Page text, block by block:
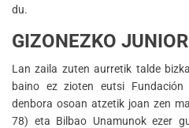
du.
GIZONEZKO
Lan zaila zuten aurretik talde
baino ez zioten eutsi
denbora osoan atzetik joan zen
78) eta Bilbao Unamunok ezer